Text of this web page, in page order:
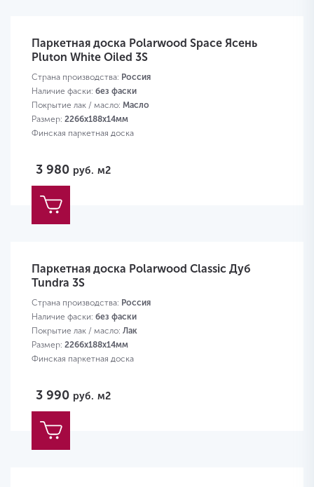
Паркетная доска Polarwood Space Ясень
Pluton White Oiled 3S
Страна производства: Россия
Наличие фаски: без фаски
Покрытие лак / масло: Масло
Размер: 2266х188х14мм
Финская паркетная доска
3 980 руб. м2
Паркетная доска Polarwood Classic Дуб
Tundra 3S
Страна производства: Россия
Наличие фаски: без фаски
Покрытие лак / масло: Лак
Размер: 2266х188х14мм
Финская паркетная доска
3 990 руб. м2